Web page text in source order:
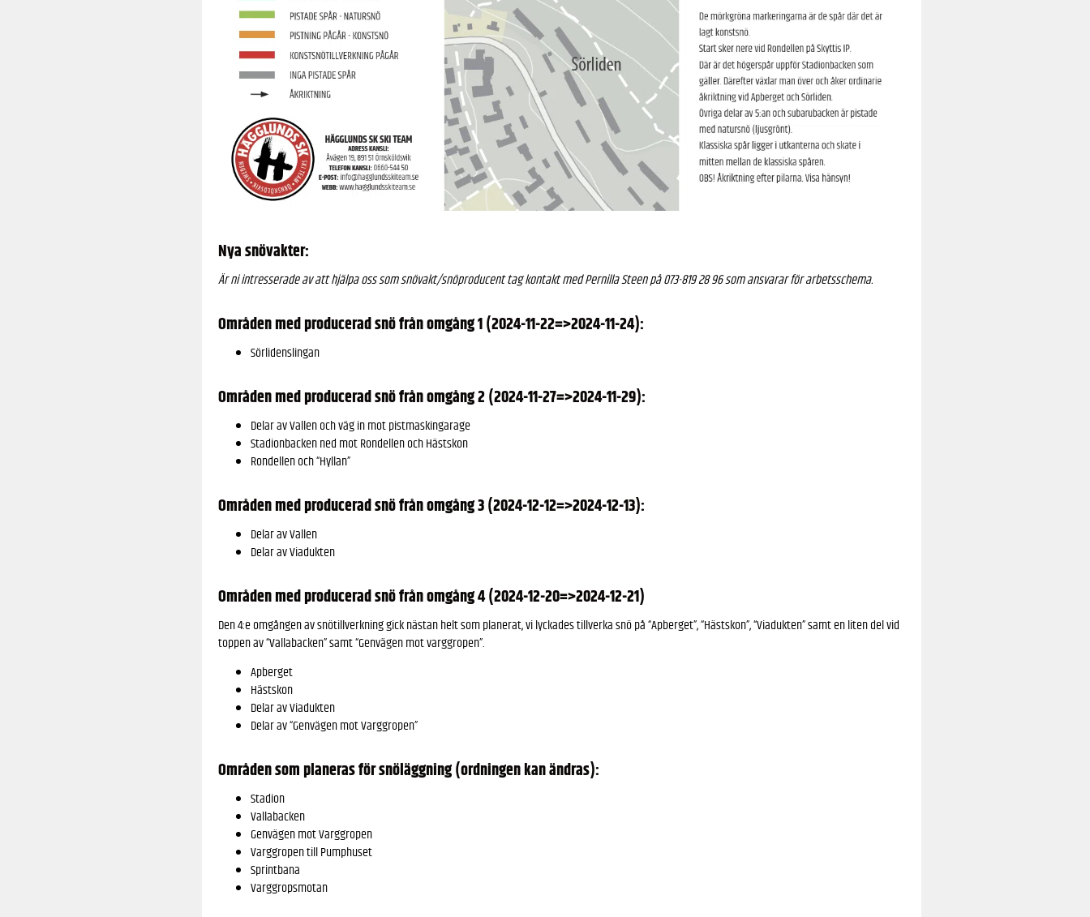
Nya snövakter:
Är ni intresserade av att hjälpa oss som snövakt/snöproducent tag kontakt med Pernilla Steen på 073-819 28 96 som ansvarar för arbetsschema.
Områden med producerad snö från omgång 1 (2024-11-22=>2024-11-24):
Sörlidenslingan
Områden med producerad snö från omgång 2 (2024-11-27=>2024-11-29):
Delar av Vallen och väg in mot pistmaskingarage
Stadionbacken ned mot Rondellen och Hästskon
Rondellen och “Hyllan”
Områden med producerad snö från omgång 3 (2024-12-12=>2024-12-13):
Delar av Vallen
Delar av Viadukten
Områden med producerad snö från omgång 4 (2024-12-20=>2024-12-21)
Den 4:e omgången av snötillverkning gick nästan helt som planerat, vi lyckades tillverka snö på “Apberget”, “Hästskon”, “Viadukten” samt en liten del vid
toppen av “Vallabacken” samt “Genvägen mot varggropen”.
Apberget
Hästskon
Delar av Viadukten
Delar av “Genvägen mot Varggropen”
Områden som planeras för snöläggning (ordningen kan ändras):
Stadion
Vallabacken
Genvägen mot Varggropen
Varggropen till Pumphuset
Sprintbana
Varggropsmotan